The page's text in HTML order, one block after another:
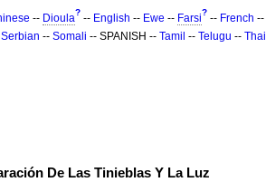
-- Dioula? -- English -- Ewe -- Farsi? -- French --
Serbian -- Somali -- SPANISH -- Tamil -- Telugu -- Thai
De Las Tinieblas Y La Luz